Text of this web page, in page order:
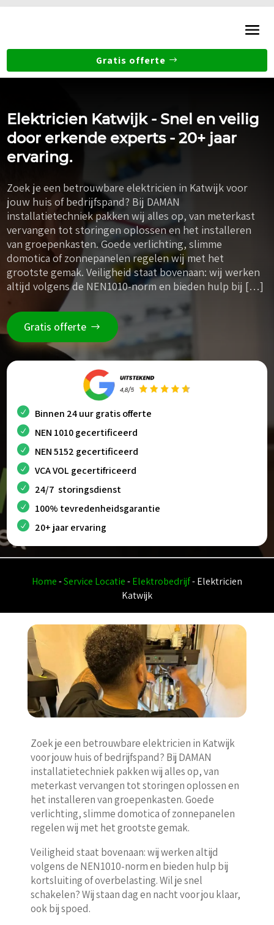
Gratis offerte
Elektricien Katwijk - Snel en veilig
door erkende experts - 20+ jaar
ervaring.
Zoek je een betrouwbare elektricien in Katwijk voor
jouw huis of bedrijfspand? Bij DAMAN
installatietechniek pakken wij alles op, van meterkast
vervangen tot storingen oplossen en het installeren
van groepenkasten. Goede verlichting, slimme
domotica of zonnepanelen regelen wij met het
grootste gemak. Veiligheid staat bovenaan: wij werken
altijd volgens de NEN1010-norm en bieden hulp bij […]
Gratis offerte
Binnen 24 uur gratis offerte
NEN 1010 gecertificeerd
NEN 5152 gecertificeerd
VCA VOL gecertifriceerd
24/7 storingsdienst
100% tevredenheidsgarantie
20+ jaar ervaring
Home-Service Locatie-Elektrobedrijf-Elektricien
Katwijk
Zoek je een betrouwbare elektricien in Katwijk
voor jouw huis of bedrijfspand? Bij DAMAN
installatietechniek pakken wij alles op, van
meterkast vervangen tot storingen oplossen en
het installeren van groepenkasten. Goede
verlichting, slimme domotica of zonnepanelen
regelen wij met het grootste gemak.
Veiligheid staat bovenaan: wij werken altijd
volgens de NEN1010-norm en bieden hulp bij
kortsluiting of overbelasting. Wil je snel
schakelen? Wij staan dag en nacht voor jou klaar,
ook bij spoed.